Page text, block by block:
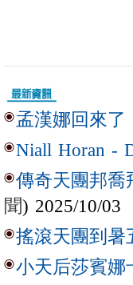
孟漢娜回來了
Niall Horan -
傳奇天團邦喬
聞) 2025/10/03
搖滾天團到暑
小天后莎賓娜